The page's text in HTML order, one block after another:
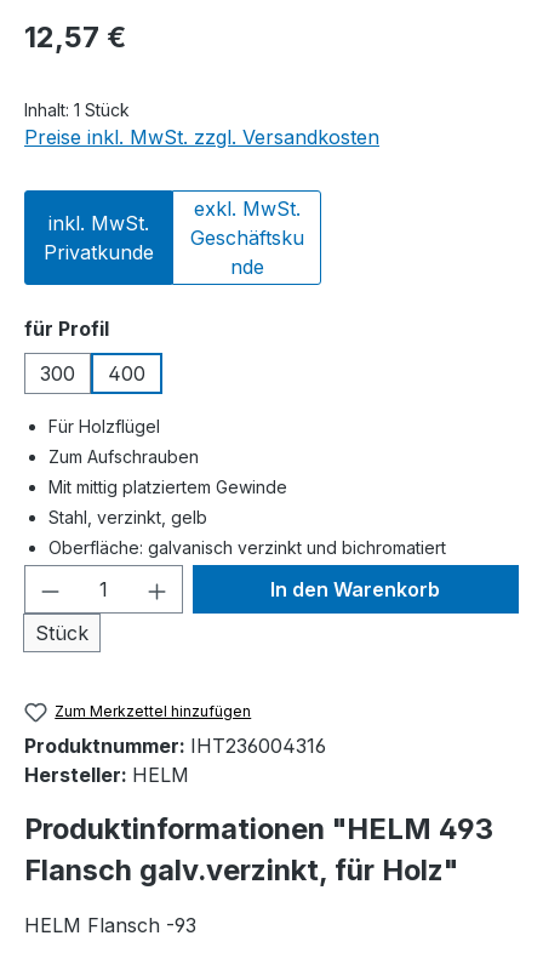
Regulärer Preis:
12,57 €
Inhalt: 1 Stück
Preise inkl. MwSt. zzgl. Versandkosten
inkl. MwSt.
Privatkunde
exkl. MwSt.
Geschäftsku
nde
für Profilauswählen
300
400
Für Holzflügel
Zum Aufschrauben
Mit mittig platziertem Gewinde
Stahl, verzinkt, gelb
Oberfläche: galvanisch verzinkt und bichromatiert
Produkt Anzahl: Gib den
Stück
In den Warenkorb
Zum Merkzettel hinzufügen
Produktnummer: IHT236004316
Hersteller: HELM
Produktinformationen "HELM 493
Flansch galv.verzinkt, für Holz"
HELM Flansch -93